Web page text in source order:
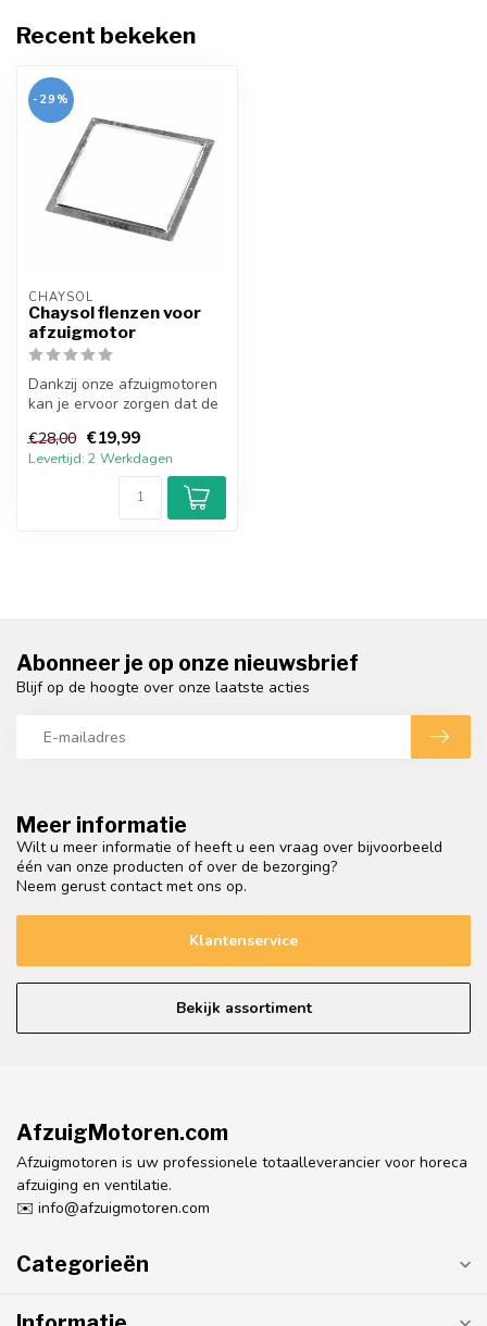
Recent bekeken
-29%
CHAYSOL
Chaysol flenzen voor
afzuigmotor
Dankzij onze afzuigmotoren
kan je ervoor zorgen dat de
€28,00 €19,99
Levertijd: 2 Werkdagen
Meer informatie
Wilt u meer informatie of heeft u een vraag over bijvoorbeeld
één van onze producten of over de bezorging?
Neem gerust contact met ons op.
Klantenservice
Bekijk assortiment
Abonneer je op onze nieuwsbrief
Blijf op de hoogte over onze laatste acties
AfzuigMotoren.com
Afzuigmotoren is uw professionele totaalleverancier voor horeca
afzuiging en ventilatie.
✉️ info@afzuigmotoren.com
Categorieën